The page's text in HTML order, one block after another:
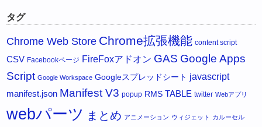
タグ
Chrome Web Store Chrome拡張機能 content script
CSV Facebookページ FireFoxアドオン GAS Google Apps
Script Google Workspace Googleスプレッドシート javascript
manifest.json Manifest V3 popup RMS TABLE twitter Webアプリ
webパーツ まとめ アニメーション ウィジェット カルーセル